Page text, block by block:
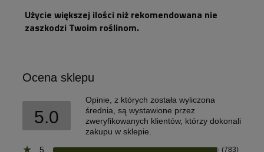
Użycie większej ilości niż rekomendowana nie
zaszkodzi Twoim roślinom.
Ocena sklepu
5.0
Opinie, z których została wyliczona
średnia, są wystawione przez
zweryfikowanych klientów, którzy dokonali
zakupu w sklepie.
5
(783)